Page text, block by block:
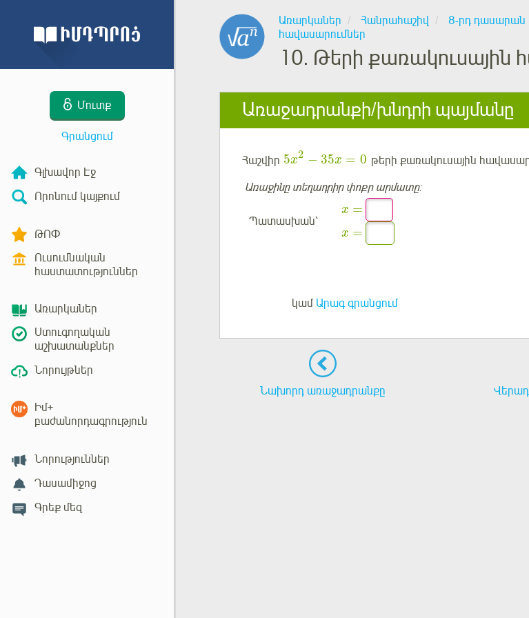
Մուտք
Գրանցում
Գլխավոր Էջ
Որոնում կայքում
ԹՈՓ
Ուսումնական
հաստատություններ
Առարկաներ
Ստուգողական
աշխատանքներ
Նորույթներ
Իմ+
բաժանորդագրություն
Նորություններ
Դասամիջոց
Գրեք մեզ
Առարկաներ Հանրահաշիվ 8-րդ դասարան
հավասարումներ
10. Թերի քառակուսային
Առաջադրանքի/խնդրի պայմանը
Հաշվիր 5x2 − 35x = 0 թերի քառակուսային
Առաջինը տեղադրիր փոքր արմատը:
Պատասխան՝
x =
x =
կամ Արագ գրանցում
Նախորդ առաջադրանքը